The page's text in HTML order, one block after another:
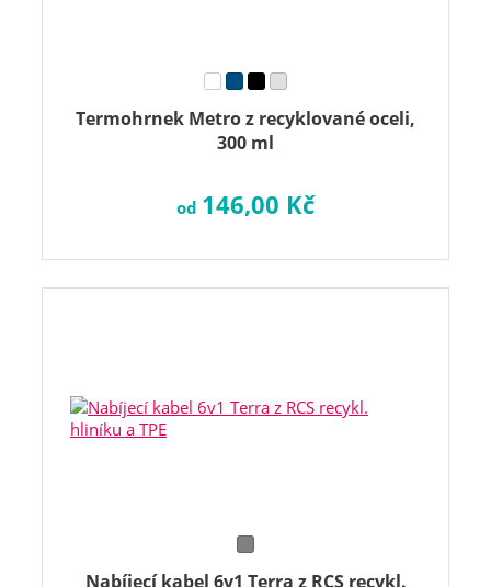
Termohrnek Metro z recyklované oceli,
300 ml
od 146,00 Kč
Nabíjecí kabel 6v1 Terra z RCS recykl.